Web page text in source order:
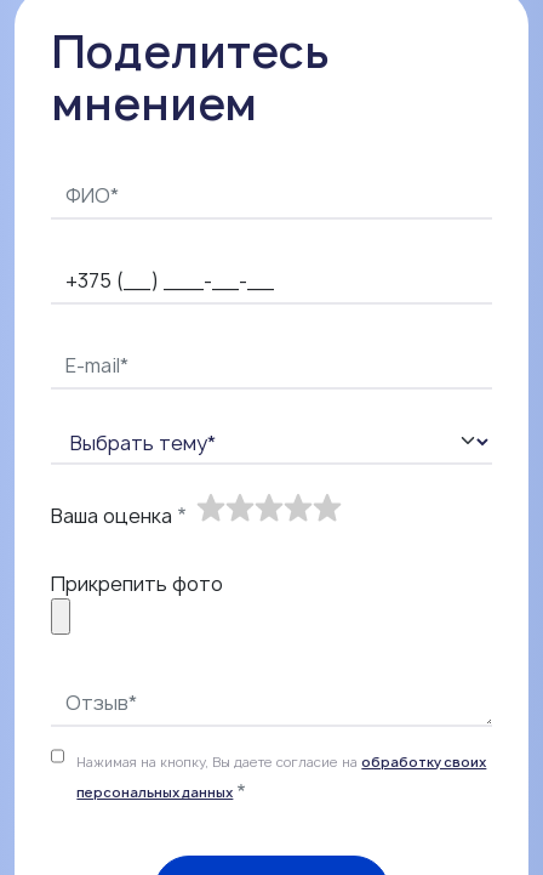
Поделитесь
мнением
Ваша оценка
Прикрепить фото
Допустимые типы: gif, jpg, jpeg, png.
Нажимая на кнопку, Вы даете согласие наобработку своих
персональных данных